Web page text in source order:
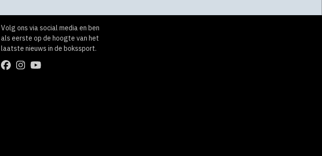
Volg ons via social media en ben
als eerste op de hoogte van het
laatste nieuws in de bokssport.